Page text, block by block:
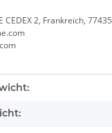
CEDEX 2, Frankreich, 77435